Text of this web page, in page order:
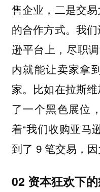
售企业，二是交
的合作方式。我
逊平台上，尽职
内就能让卖家拿
家。比如在拉斯
了一个黑色展位
着“我们收购亚马
到了 9 笔交易，因
02 资本狂欢下